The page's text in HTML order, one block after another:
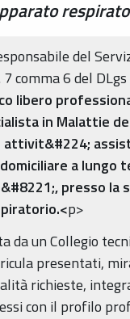
del
comma 6 del
libero
in Malattie
a lungo
presso
p>
da un Collegio
presentati,
richieste,
con il profilo